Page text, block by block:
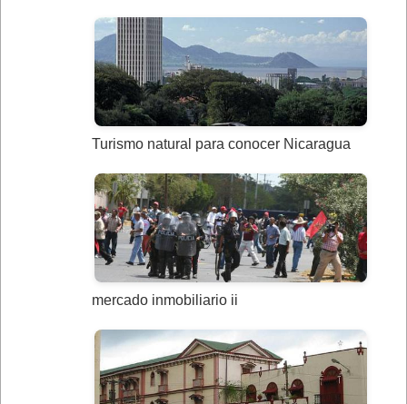
Turismo natural para conocer Nicaragua
mercado inmobiliario ii